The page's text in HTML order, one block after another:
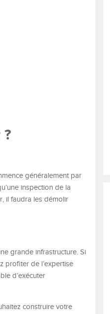
généralement par
inspection de la
il faudra les démolir
grande infrastructure. Si
profiter de l’expertise
d’exécuter
construire votre